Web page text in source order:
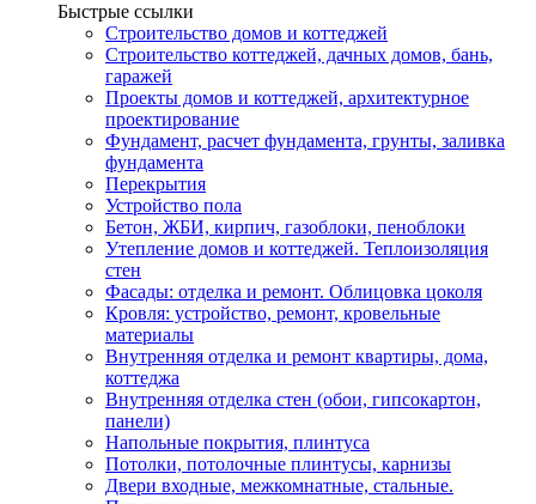
Быстрые ссылки
Строительство домов и коттеджей
Строительство коттеджей, дачных домов, бань,
гаражей
Проекты домов и коттеджей, архитектурное
проектирование
Фундамент, расчет фундамента, грунты, заливка
фундамента
Перекрытия
Устройство пола
Бетон, ЖБИ, кирпич, газоблоки, пеноблоки
Утепление домов и коттеджей. Теплоизоляция
стен
Фасады: отделка и ремонт. Облицовка цоколя
Кровля: устройство, ремонт, кровельные
материалы
Внутренняя отделка и ремонт квартиры, дома,
коттеджа
Внутренняя отделка стен (обои, гипсокартон,
панели)
Напольные покрытия, плинтуса
Потолки, потолочные плинтусы, карнизы
Двери входные, межкомнатные, стальные.